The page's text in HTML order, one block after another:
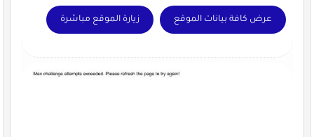
عرض كافة بيانات الموقع زيارة الموقع مباشرة